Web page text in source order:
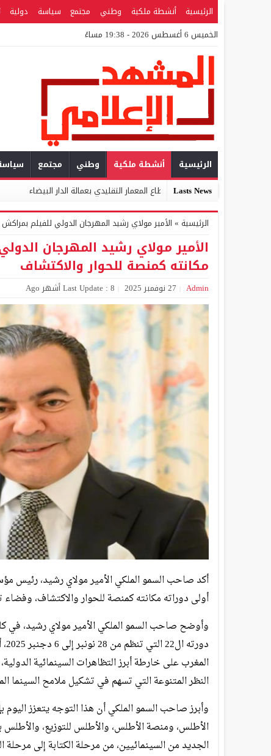
الرئيسية أنشطة ملكية وطني مجتمع سياسة دولية
الخميس 6 أغسطس 2026 - 19:38 مساءً
الرئيسية أنشطة ملكية وطني مجتمع
Lasts News
لقطاع المعمار التقليدي بعمالة الدار البيضاء المركز المغربي
الرئيسية »الأمير مولاي رشيد المهرجان الدولي للفيلم
الأمير مولاي رشيد المهرجان
مكانته كمنصة للحوار والاكتشاف
Admin 27 نوفمبر 2025 Last Update : 8 أشهر Ago
أكد صاحب السمو الملكي الأمير مولاي رشيد، رئيس
أولى دوراته مكانته كمنصة للحوار والاكتشاف، وفضاء
وأوضح صاحب السمو الملكي الأمير مولاي رشيد، في
المغرب على خارطة أبرز التظاهرات السينمائية
النظر المتنوعة التي تسهم في تشكيل ملامح السينما
وأبرز صاحب السمو الملكي أن هذا التوجه يتعزز
الأطلس، ومنصة الأطلس، والأطلس للتوزيع، والأطلس
الجديد من السينمائيين، من مرحلة الكتابة إلى مرحلة